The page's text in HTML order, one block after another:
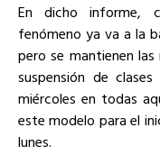
En dicho informe,
fenómeno ya va a la
pero se mantienen
suspensión de
miércoles en todas
este modelo para el
lunes.